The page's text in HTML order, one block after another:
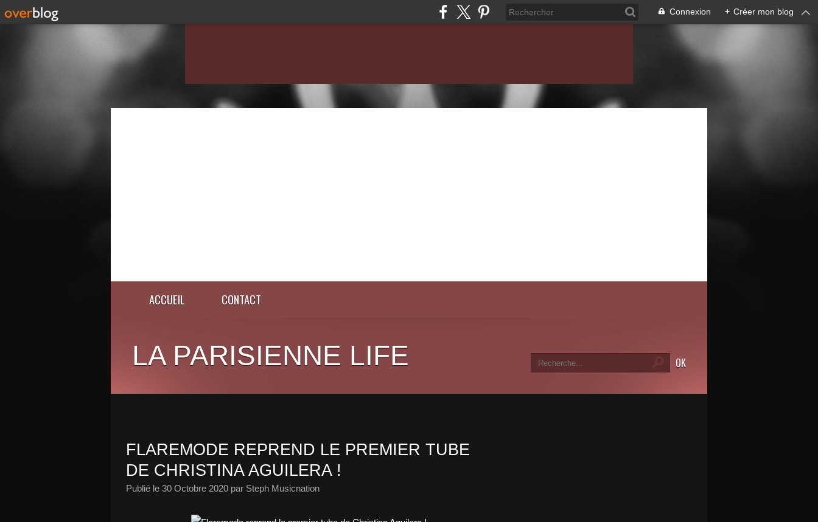
Connexion + Créer mon blog
ACCUEIL CONTACT
LA PARISIENNE LIFE
FLAREMODE REPREND LE PREMIER TUBE
DE CHRISTINA AGUILERA !
Publié le 30 Octobre 2020 par Steph Musicnation